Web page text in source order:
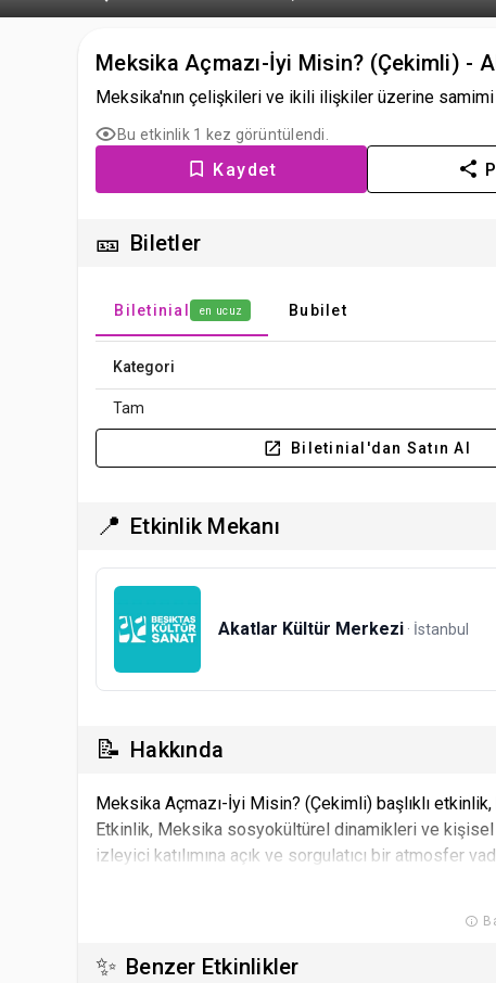
Meksika Açmazı-İyi Misin? (Çekimli) -
Meksika'nın çelişkileri ve ikili ilişkiler üzerine
Bu etkinlik 1 kez görüntülendi.
Kaydet
🎫 Biletler
Biletinial en ucuz Bubilet
Kategori
Tam
Biletinial'dan Satın Al
📍 Etkinlik Mekanı
Akatlar Kültür Merkezi · İstanbul
📝 Hakkında
Meksika Açmazı-İyi Misin? (Çekimli) başlıklı
Etkinlik, Meksika sosyokültürel dinamikleri ve
izleyici katılımına açık ve sorgulatıcı bir atmosfer
✨ Benzer Etkinlikler